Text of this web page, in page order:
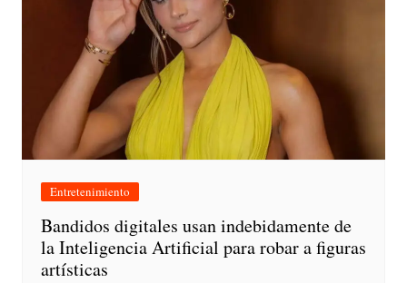
Entretenimiento
Bandidos digitales usan indebidamente de
la Inteligencia Artificial para robar a figuras
artísticas